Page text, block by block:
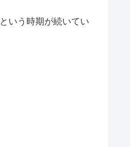
いう時期が続いてい